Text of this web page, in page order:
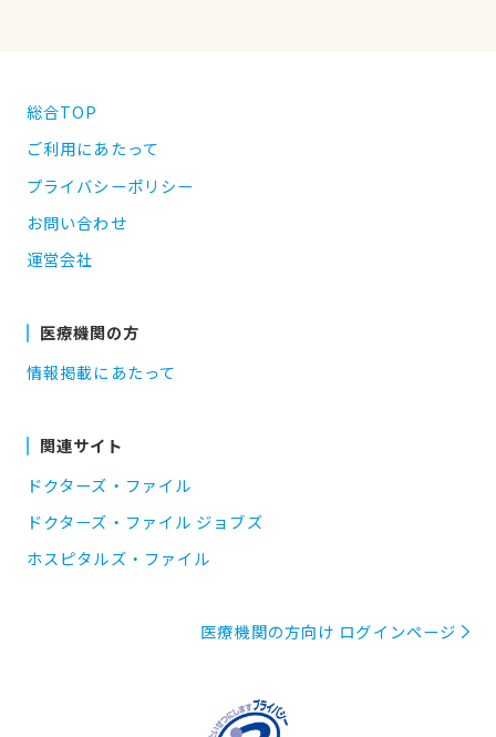
総合TOP
ご利用にあたって
プライバシーポリシー
お問い合わせ
運営会社
医療機関の方
情報掲載にあたって
関連サイト
ドクターズ・ファイル
ドクターズ・ファイル ジョブズ
ホスピタルズ・ファイル
医療機関の方向け ログインページ